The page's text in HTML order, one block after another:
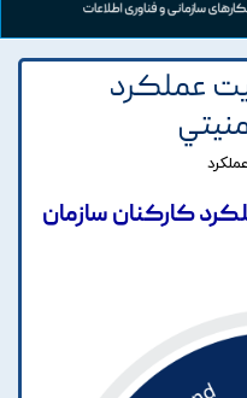
عملکرد
کارکنان سازمان